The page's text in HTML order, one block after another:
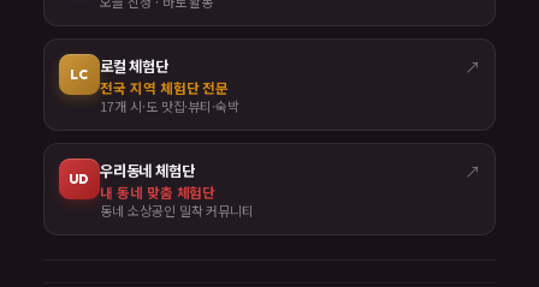
LC 로컬 체험단 ↗
전국 지역 체험단 전문
17개 시·도 맛집·뷰티·숙박
UD 우리동네 체험단 ↗
내 동네 맞춤 체험단
동네 소상공인 밀착 커뮤니티